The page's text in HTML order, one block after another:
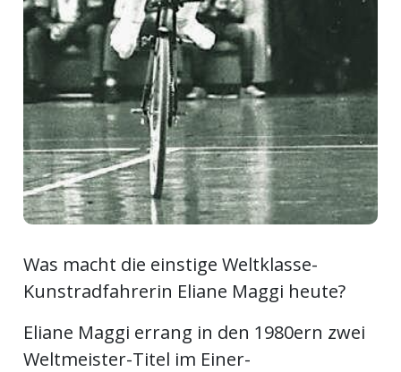
Was macht die einstige Weltklasse-
Kunstradfahrerin Eliane Maggi heute?
Eliane Maggi errang in den 1980ern zwei
Weltmeister-Titel im Einer-